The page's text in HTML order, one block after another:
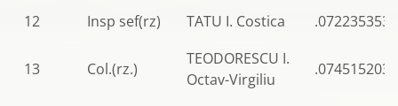
12
Insp sef(rz) TATU I. Costica .0722353539
13 Col.(rz.)
TEODORESCU I.
Octav-Virgiliu
.0745152031